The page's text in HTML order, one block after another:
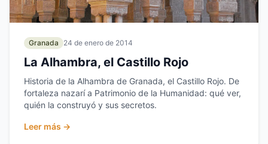
Granada 24 de enero de 2014
La Alhambra, el Castillo Rojo
Historia de la Alhambra de Granada, el Castillo Rojo. De
fortaleza nazarí a Patrimonio de la Humanidad: qué ver,
quién la construyó y sus secretos.
Leer más →